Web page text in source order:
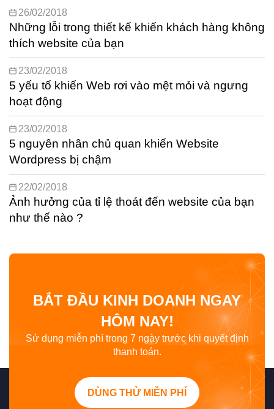
26/02/2018
Những lỗi trong thiết kế khiến khách hàng không
thích website của bạn
23/02/2018
5 yếu tố khiến Web rơi vào mệt mỏi và ngưng
hoạt động
23/02/2018
5 nguyên nhân chủ quan khiến Website
Wordpress bị chậm
22/02/2018
Ảnh hưởng của tỉ lệ thoát đến website của bạn
như thế nào ?
BẮT ĐẦU KINH DOANH NGAY
HÔM NAY!
Sử dụng miễn phí trong 7 ngày trước khi quyết định
thanh toán.
DÙNG THỬ MIỄN PHÍ